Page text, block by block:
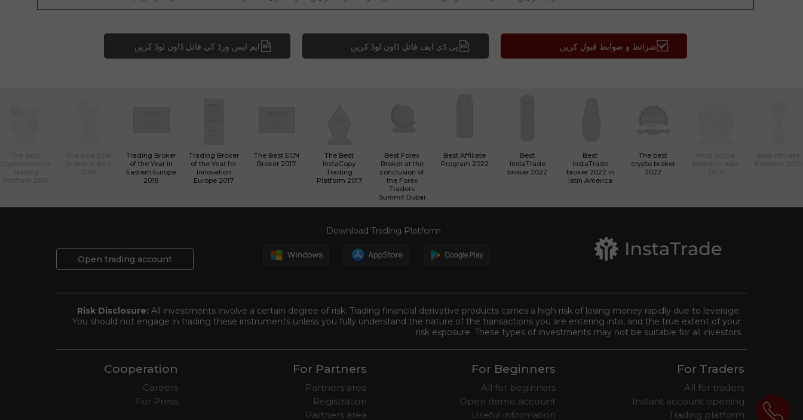
شرائط و ضوابط قبول کریں پی ڈی ایف فائل ڈاون لوڈ کریں ایم ایس ورڈ کی فائل ڈاون لوڈ کریں
Trading Broker
of the Year in
Eastern Europe
2018
Trading Broker
of the Year for
Innovation
Europe 2017
The Best ECN
Broker 2017
The Best
InstaCopy
Trading
Platform 2017
Best Forex
Broker at the
conclusion of
the Forex
Traders
Summit Dubai
Best Affiliate
Program 2022
Best
InstaTrade
broker 2022
Best
InstaTrade
broker 2022 in
latin America
The best
crypto broker
2022
Download Trading Platform
Open trading account
Risk Disclosure: All investments involve a certain degree of risk. Trading financial derivative products carries a high risk of losing money rapidly due to leverage.
You should not engage in trading these instruments unless you fully understand the nature of the transactions you are entering into, and the true extent of your
risk exposure. These types of investments may not be suitable for all investors.
For Traders
All for traders
Instant account opening
Trading platform
For Beginners
All for beginners
Open demo account
Useful information
For Partners
Partners area
Registration
Partners area
Cooperation
Careers
For Press